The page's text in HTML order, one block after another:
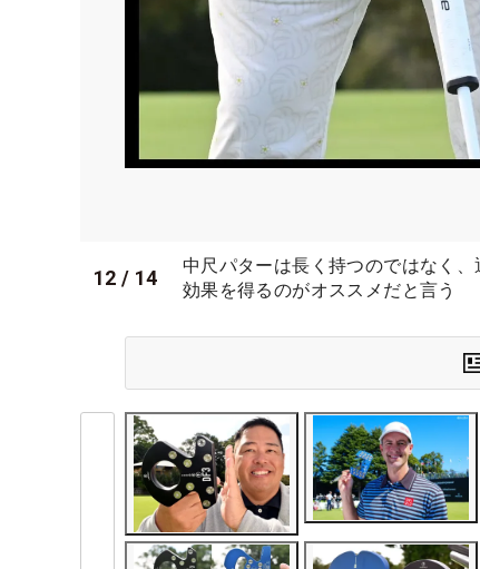
12 / 14
中尺パターは長く持つのではなく
効果を得るのがオススメだと言う